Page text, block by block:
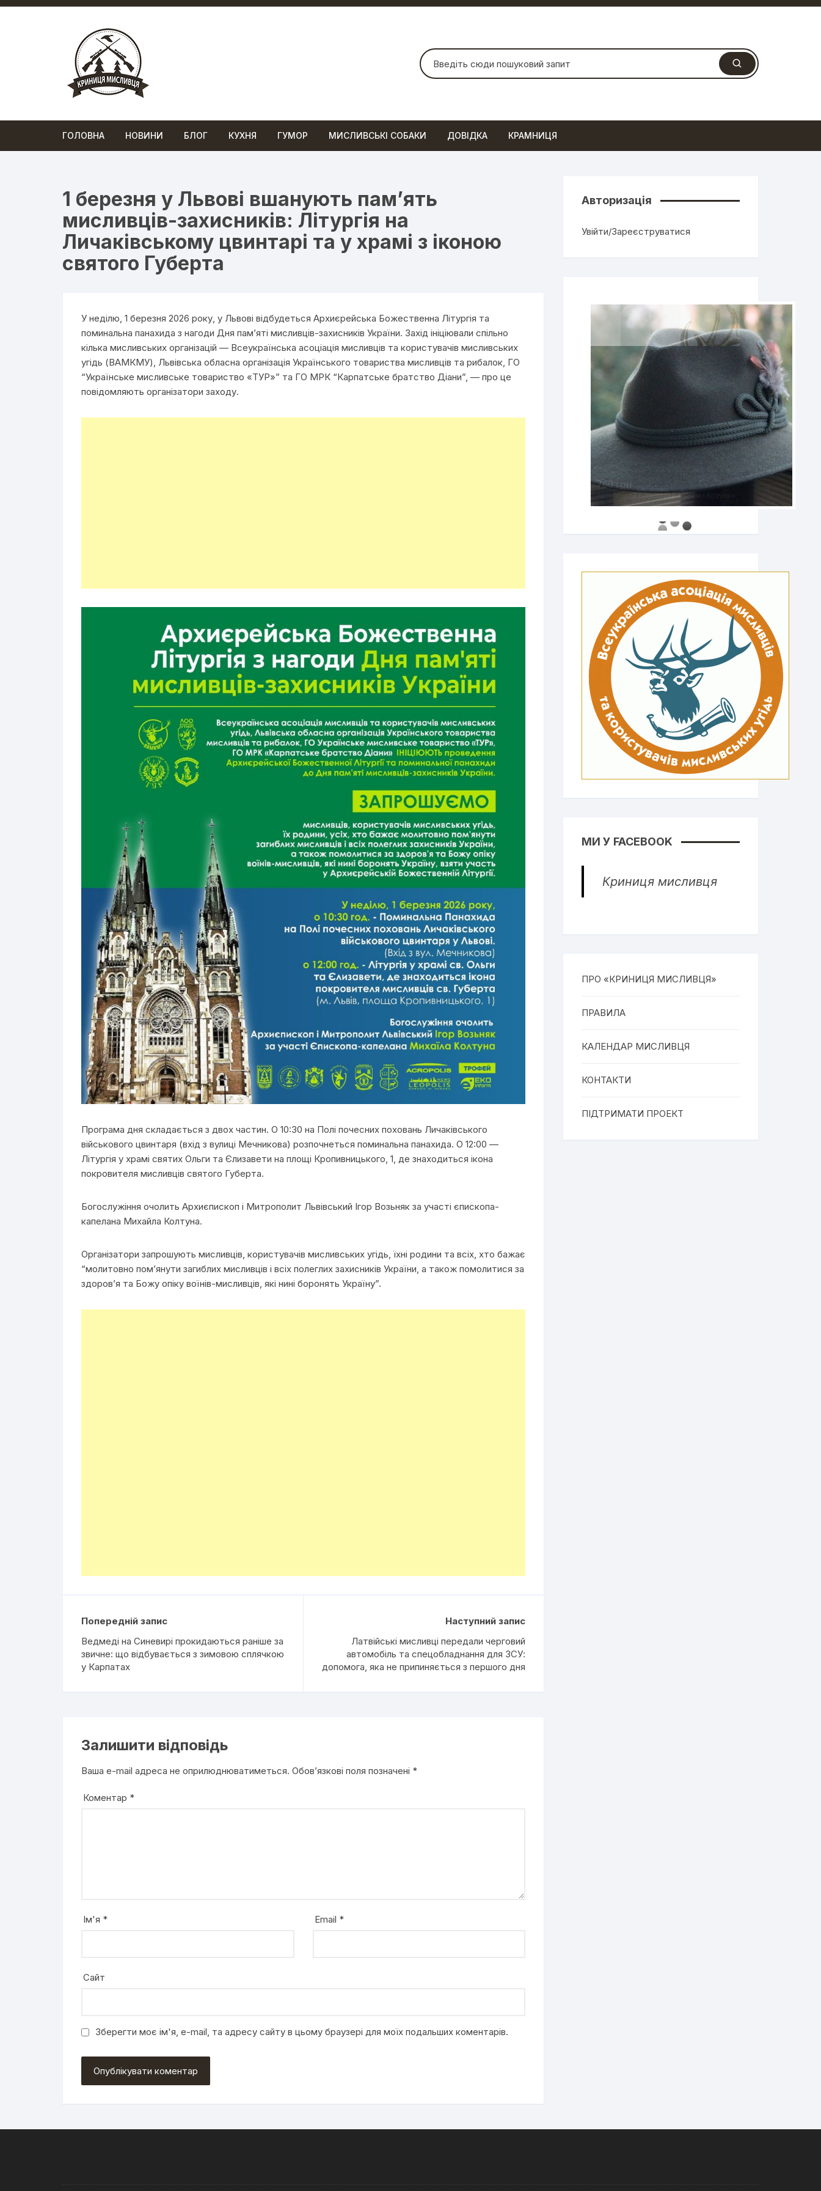
Перейти
Шукати:
ГОЛОВНА НОВИНИ БЛОГ КУХНЯ ГУМОР МИСЛИВСЬКІ СОБАКИ ДОВІДКА КРАМНИЦЯ
1 березня у Львові вшанують пам’ять
мисливців-захисників: Літургія на
Личаківському цвинтарі та у храмі з іконою
святого Губерта
У неділю, 1 березня 2026 року, у Львові відбудеться Архиєрейська Божественна Літургія та
поминальна панахида з нагоди Дня пам’яті мисливців-захисників України. Захід ініціювали спільно
кілька мисливських організацій — Всеукраїнська асоціація мисливців та користувачів мисливських
угідь (ВАМКМУ), Львівська обласна організація Українського товариства мисливців та рибалок, ГО
“Українське мисливське товариство «ТУР»” та ГО МРК “Карпатське братство Діани”, — про це
повідомляють організатори заходу.
Програма дня складається з двох частин. О 10:30 на Полі почесних поховань Личаківського
військового цвинтаря (вхід з вулиці Мечникова) розпочнеться поминальна панахида. О 12:00 —
Літургія у храмі святих Ольги та Єлизавети на площі Кропивницького, 1, де знаходиться ікона
покровителя мисливців святого Губерта.
Богослужіння очолить Архиєпископ і Митрополит Львівський Ігор Возьняк за участі єпископа-
капелана Михайла Колтуна.
Організатори запрошують мисливців, користувачів мисливських угідь, їхні родини та всіх, хто бажає
“молитовно пом’янути загиблих мисливців і всіх полеглих захисників України, а також помолитися за
здоров’я та Божу опіку воїнів-мисливців, які нині боронять Україну”.
Попередній запис
Ведмеді на Синевирі прокидаються раніше за
звичне: що відбувається з зимовою сплячкою
у Карпатах
Наступний запис
Латвійські мисливці передали черговий
автомобіль та спецобладнання для ЗСУ:
допомога, яка не припиняється з першого дня
Залишити відповідь
Ваша e-mail адреса не оприлюднюватиметься. Обов’язкові поля позначені *
Коментар *
Ім'я * Email *
Сайт
Зберегти моє ім'я, e-mail, та адресу сайту в цьому браузері для моїх подальших коментарів.
Авторизація
Увійти/Зареєструватися
760 грн
Авторський бронзовий значок «Козуля»
МИ У FACEBOOK
Криниця мисливця
ПРО «КРИНИЦЯ МИСЛИВЦЯ»
ПРАВИЛА
КАЛЕНДАР МИСЛИВЦЯ
КОНТАКТИ
ПІДТРИМАТИ ПРОЕКТ